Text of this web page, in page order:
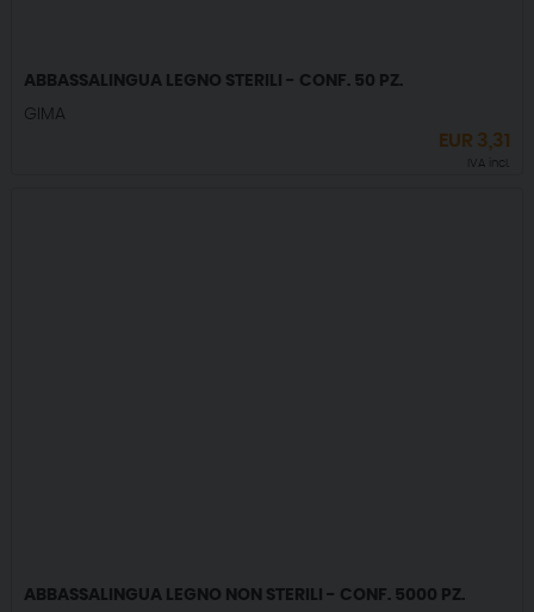
ABBASSALINGUA LEGNO STERILI - CONF. 50 PZ.
GIMA
EUR 3,31
IVA incl.
ABBASSALINGUA LEGNO NON STERILI - CONF. 5000 PZ.